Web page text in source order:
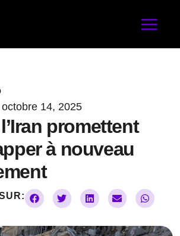
octobre 14, 2025
promettent
à nouveau